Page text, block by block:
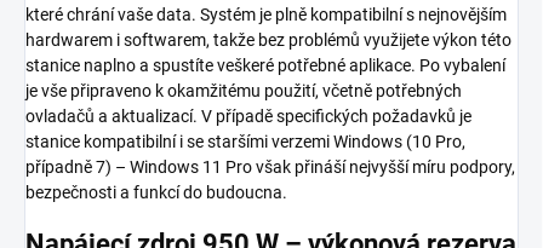
které chrání vaše data. Systém je plně kompatibilní s nejnovějším
hardwarem i softwarem, takže bez problémů využijete výkon této
stanice naplno a spustíte veškeré potřebné aplikace. Po vybalení
je vše připraveno k okamžitému použití, včetně potřebných
ovladačů a aktualizací. V případě specifických požadavků je
stanice kompatibilní i se staršími verzemi Windows (10 Pro,
případně 7) – Windows 11 Pro však přináší nejvyšší míru podpory,
bezpečnosti a funkcí do budoucna.